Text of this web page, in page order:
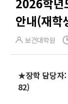
안내(재학
보건대학원
★장학 담당
82)